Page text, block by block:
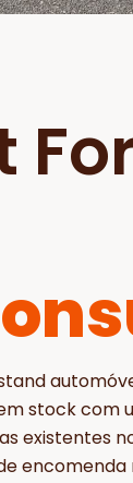
stock com
existentes